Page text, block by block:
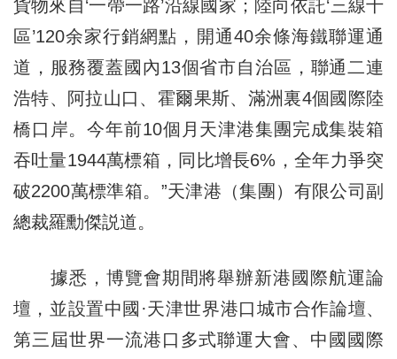
貨物來自‘一帶一路’沿線國家；陸向依託‘三線十
區’120余家行銷網點，開通40余條海鐵聯運通
道，服務覆蓋國內13個省市自治區，聯通二連
浩特、阿拉山口、霍爾果斯、滿洲裏4個國際陸
橋口岸。今年前10個月天津港集團完成集裝箱
吞吐量1944萬標箱，同比增長6%，全年力爭突
破2200萬標準箱。”天津港（集團）有限公司副
總裁羅勳傑説道。
據悉，博覽會期間將舉辦新港國際航運論
壇，並設置中國·天津世界港口城市合作論壇、
第三屆世界一流港口多式聯運大會、中國國際